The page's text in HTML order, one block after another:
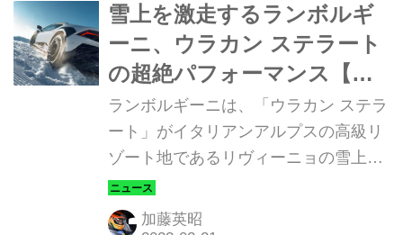
雪上を激走するランボルギ
ーニ、ウラカン ステラート
の超絶パフォーマンス【動
画】
ランボルギーニは、「ウラカン ステラ
ート」がイタリアンアルプスの高級リ
ゾート地であるリヴィーニョの雪上で
激走するシーンを公開した。
加藤英昭